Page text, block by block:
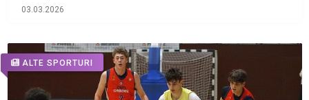
03.03.2026
ALTE SPORTURI